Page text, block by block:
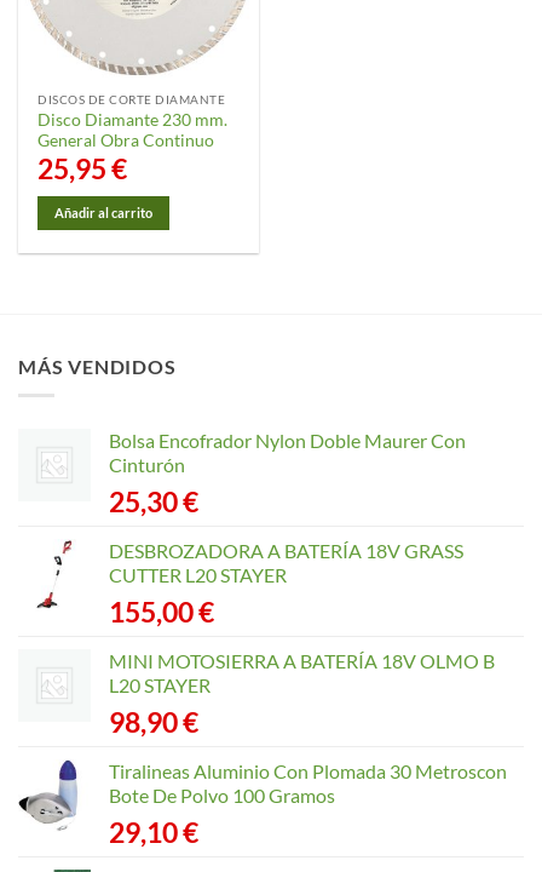
DISCOS DE CORTE DIAMANTE
Disco Diamante 230 mm.
General Obra Continuo
25,95€
Añadir al carrito
MÁS VENDIDOS
Bolsa Encofrador Nylon Doble Maurer Con
Cinturón
25,30€
DESBROZADORA A BATERÍA 18V GRASS
CUTTER L20 STAYER
155,00€
MINI MOTOSIERRA A BATERÍA 18V OLMO B
L20 STAYER
98,90€
Tiralineas Aluminio Con Plomada 30 Metroscon
Bote De Polvo 100 Gramos
29,10€